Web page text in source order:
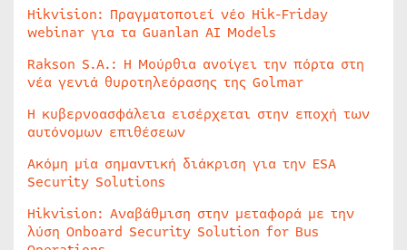
Hikvision: Πραγματοποιεί νέο Hik-Friday
webinar για τα Guanlan AI Models
Rakson S.A.: Η Μούρθια ανοίγει την πόρτα στη
νέα γενιά θυροτηλεόρασης της Golmar
Η κυβερνοασφάλεια εισέρχεται στην εποχή των
αυτόνομων επιθέσεων
Ακόμη μία σημαντική διάκριση για την ESA
Security Solutions
Hikvision: Αναβάθμιση στην μεταφορά με την
λύση Onboard Security Solution for Bus